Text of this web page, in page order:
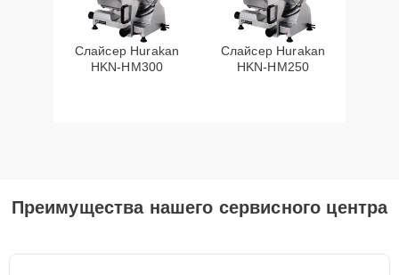
Слайсер Hurakan
HKN-HM300
Слайсер Hurakan
HKN-HM250
Преимущества нашего сервисного центра